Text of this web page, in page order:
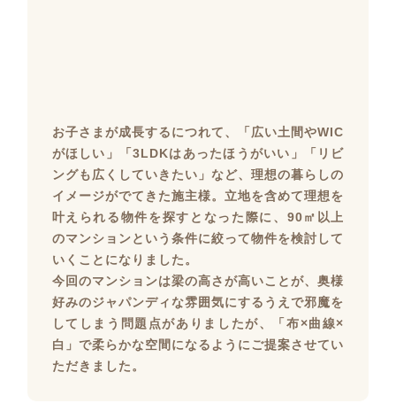
お子さまが成長するにつれて、「広い土間やWIC
がほしい」「3LDKはあったほうがいい」「リビ
ングも広くしていきたい」など、理想の暮らしの
イメージがでてきた施主様。立地を含めて理想を
叶えられる物件を探すとなった際に、90㎡以上
のマンションという条件に絞って物件を検討して
いくことになりました。
今回のマンションは梁の高さが高いことが、奥様
好みのジャパンディな雰囲気にするうえで邪魔を
してしまう問題点がありましたが、「布×曲線×
白」で柔らかな空間になるようにご提案させてい
ただきました。